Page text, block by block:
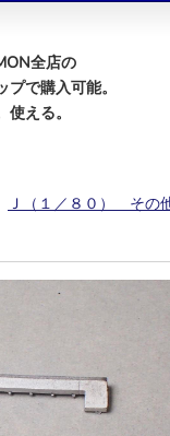
全店の
で購入可能。
える。
Ｊ（１／８０） その